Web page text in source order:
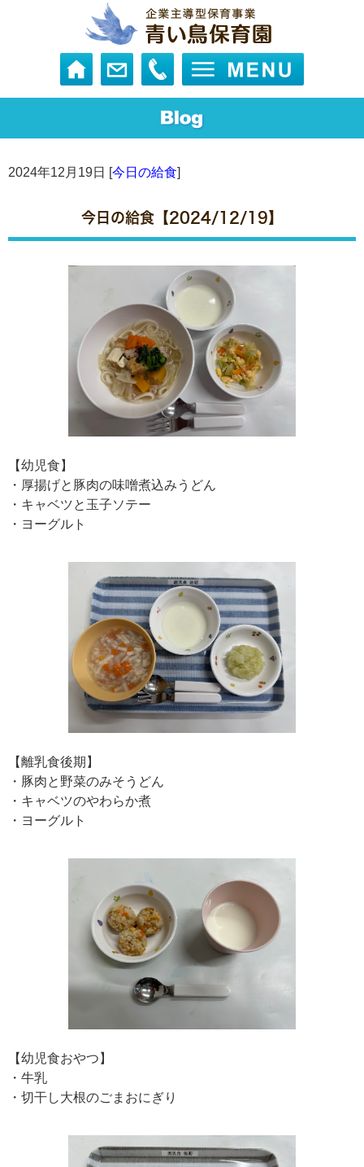
2024年12月19日 [今日の給食]
今日の給食【2024/12/19】
【幼児食】
・厚揚げと豚肉の味噌煮込みうどん
・キャベツと玉子ソテー
・ヨーグルト
【離乳食後期】
・豚肉と野菜のみそうどん
・キャベツのやわらか煮
・ヨーグルト
【幼児食おやつ】
・牛乳
・切干し大根のごまおにぎり